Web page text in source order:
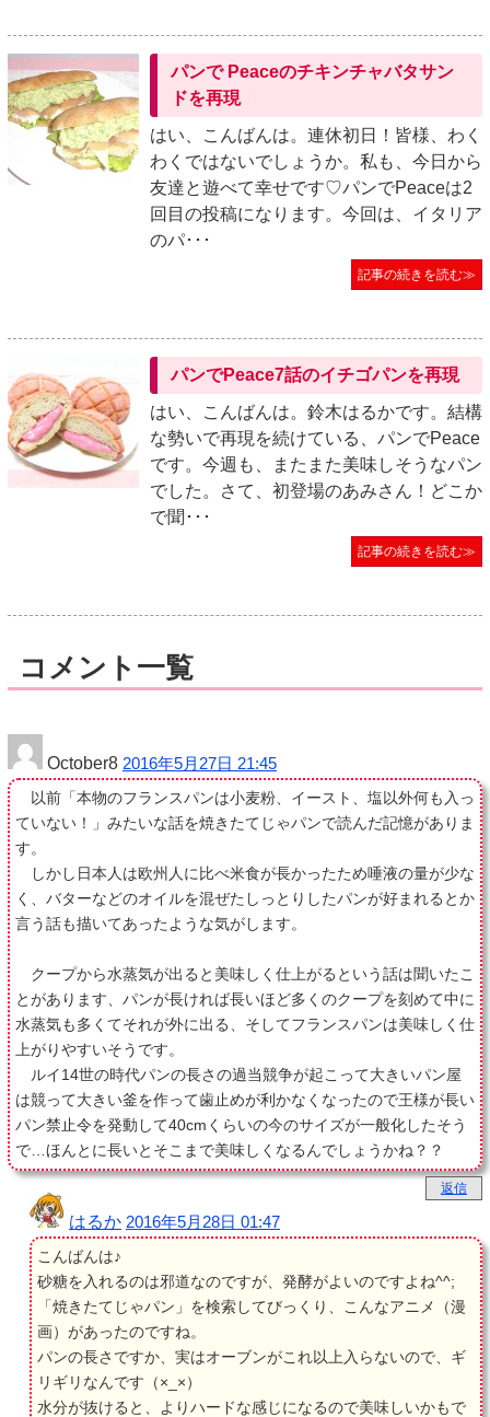
パンで Peaceのチキンチャバタサン
ドを再現
はい、こんばんは。連休初日！皆様、わく
わくではないでしょうか。私も、今日から
友達と遊べて幸せです♡パンでPeaceは2
回目の投稿になります。今回は、イタリア
のパ･･･
記事の続きを読む≫
パンでPeace7話のイチゴパンを再現
はい、こんばんは。鈴木はるかです。結構
な勢いで再現を続けている、パンでPeace
です。今週も、またまた美味しそうなパン
でした。さて、初登場のあみさん！どこか
で聞･･･
記事の続きを読む≫
コメント一覧
October8 2016年5月27日 21:45
以前「本物のフランスパンは小麦粉、イースト、塩以外何も入っ
ていない！」みたいな話を焼きたてじゃパンで読んだ記憶がありま
す。
しかし日本人は欧州人に比べ米食が長かったため唾液の量が少な
く、バターなどのオイルを混ぜたしっとりしたパンが好まれるとか
言う話も描いてあったような気がします。
クープから水蒸気が出ると美味しく仕上がるという話は聞いたこ
とがあります、パンが長ければ長いほど多くのクープを刻めて中に
水蒸気も多くてそれが外に出る、そしてフランスパンは美味しく仕
上がりやすいそうです。
ルイ14世の時代パンの長さの過当競争が起こって大きいパン屋
は競って大きい釜を作って歯止めが利かなくなったので王様が長い
パン禁止令を発動して40cmくらいの今のサイズが一般化したそう
で…ほんとに長いとそこまで美味しくなるんでしょうかね？？
返信
はるか 2016年5月28日 01:47
こんばんは♪
砂糖を入れるのは邪道なのですが、発酵がよいのですよね^^;
「焼きたてじゃパン」を検索してびっくり、こんなアニメ（漫
画）があったのですね。
パンの長さですか、実はオーブンがこれ以上入らないので、ギ
リギリなんです（×_×）
水分が抜けると、よりハードな感じになるので美味しいかもで